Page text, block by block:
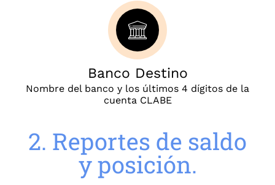
Banco Destino
Nombre del banco y los últimos 4 dígitos de la
cuenta CLABE
2. Reportes de saldo
y posición.